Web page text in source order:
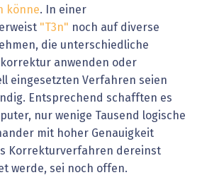
könne. In einer
"T3n" noch auf diverse
die unterschiedliche
anwenden oder
eingesetzten Verfahren seien
Entsprechend schafften es
nur wenige Tausend logische
mit hoher Genauigkeit
Korrekturverfahren dereinst
werde, sei noch offen.